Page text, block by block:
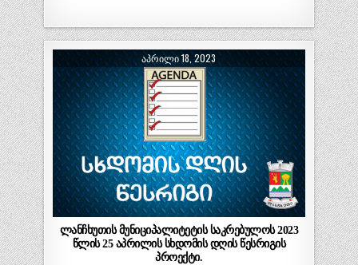
ᲐᲞᲠᲘᲚᲘ 18, 2023
ლანჩხუთის მუნიციპალიტეტის საკრებულოს 2023
წლის 25 აპრილის სხდომის დღის წესრიგის
პროექტი.